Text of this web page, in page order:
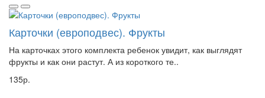
Карточки (европодвес). Фрукты
На карточках этого комплекта ребенок увидит, как выглядят
фрукты и как они растут. А из короткого те..
135р.